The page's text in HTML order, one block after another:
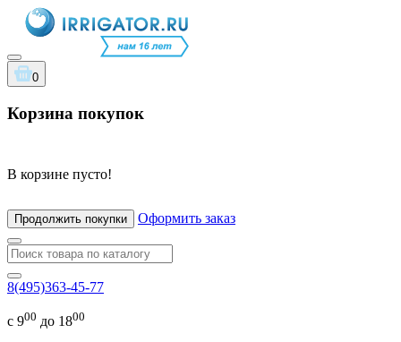
0
Корзина покупок
В корзине пусто!
Продолжить покупки Оформить заказ
8(495)363-45-77
с 900 до 1800